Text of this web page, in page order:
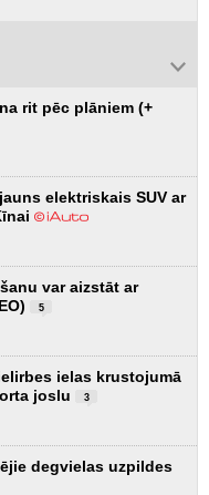
rit pēc plāniem (+
elektriskais SUV ar
var aizstāt ar
5
ielas krustojumā
joslu
3
degvielas uzpildes